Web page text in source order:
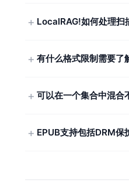
LocalRAG!如何处理扫
有什么格式限制需要了
可以在一个集合中混合
EPUB支持包括DRM保